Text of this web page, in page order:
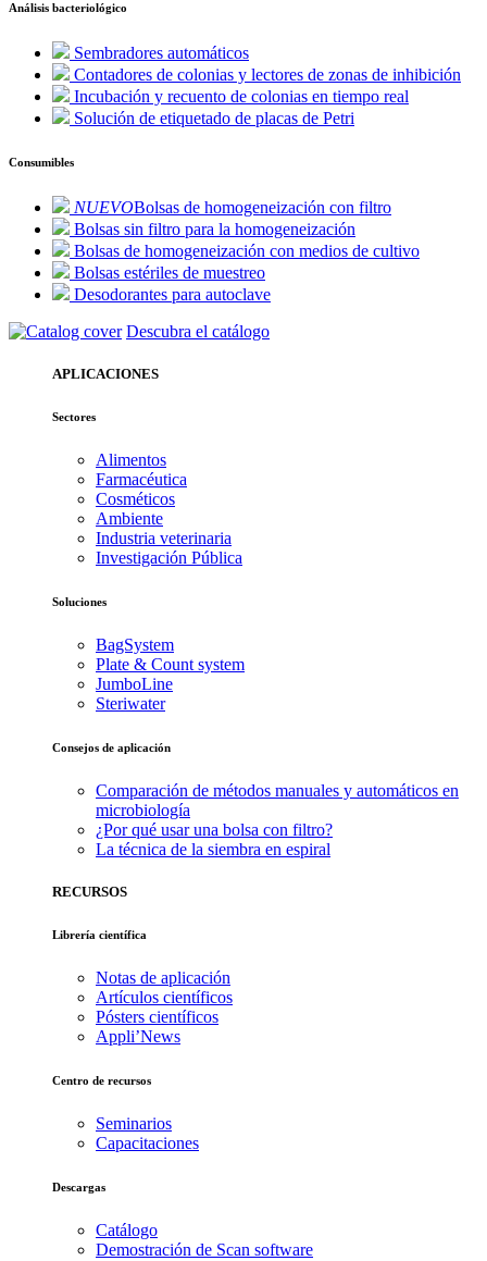
Análisis bacteriológico
Sembradores automáticos
Contadores de colonias y lectores de zonas de inhibición
Incubación y recuento de colonias en tiempo real
Solución de etiquetado de placas de Petri
Consumibles
NUEVOBolsas de homogeneización con filtro
Bolsas sin filtro para la homogeneización
Bolsas de homogeneización con medios de cultivo
Bolsas estériles de muestreo
Desodorantes para autoclave
Descubra el catálogo
APLICACIONES
Sectores
Alimentos
Farmacéutica
Cosméticos
Ambiente
Industria veterinaria
Investigación Pública
Soluciones
BagSystem
Plate & Count system
JumboLine
Steriwater
Consejos de aplicación
Comparación de métodos manuales y automáticos en
microbiología
¿Por qué usar una bolsa con filtro?
La técnica de la siembra en espiral
RECURSOS
Librería científica
Notas de aplicación
Artículos científicos
Pósters científicos
Appli’News
Centro de recursos
Seminarios
Capacitaciones
Descargas
Catálogo
Demostración de Scan software